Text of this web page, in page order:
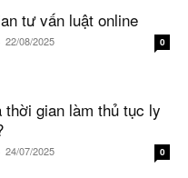
tư vấn luật online
22/08/2025 0
gian làm thủ tục ly
24/07/2025 0